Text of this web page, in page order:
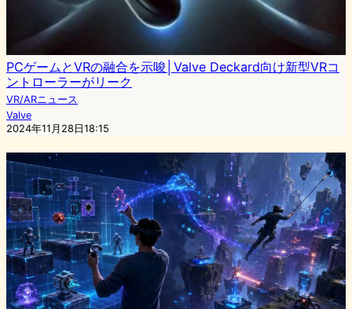
PCゲームとVRの融合を示唆│Valve Deckard向け新型VRコ
ントローラーがリーク
VR/ARニュース
Valve
2024年11月28日18:15